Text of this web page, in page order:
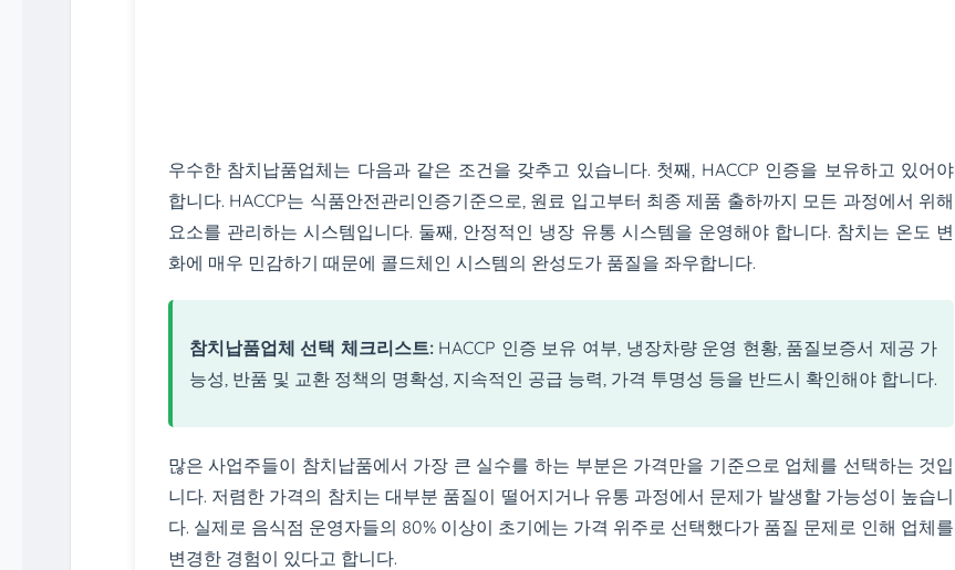
우수한 참치납품업체는 다음과 같은 조건을 갖추고 있습니다. 첫째, HACCP 인증을 보유하고 있어야
합니다. HACCP는 식품안전관리인증기준으로, 원료 입고부터 최종 제품 출하까지 모든 과정에서 위해
요소를 관리하는 시스템입니다. 둘째, 안정적인 냉장 유통 시스템을 운영해야 합니다. 참치는 온도 변
화에 매우 민감하기 때문에 콜드체인 시스템의 완성도가 품질을 좌우합니다.
참치납품업체 선택 체크리스트:HACCP 인증 보유 여부, 냉장차량 운영 현황, 품질보증서 제공 가
능성, 반품 및 교환 정책의 명확성, 지속적인 공급 능력, 가격 투명성 등을 반드시 확인해야 합니다.
많은 사업주들이 참치납품에서 가장 큰 실수를 하는 부분은 가격만을 기준으로 업체를 선택하는 것입
니다. 저렴한 가격의 참치는 대부분 품질이 떨어지거나 유통 과정에서 문제가 발생할 가능성이 높습니
다. 실제로 음식점 운영자들의 80% 이상이 초기에는 가격 위주로 선택했다가 품질 문제로 인해 업체를
변경한 경험이 있다고 합니다.